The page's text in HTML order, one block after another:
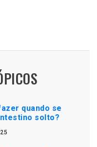
quando se
solto?